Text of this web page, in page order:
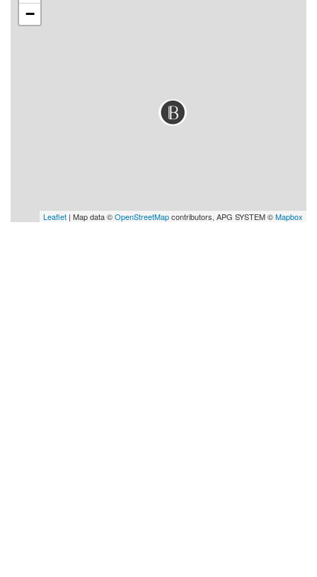
−
Leaflet | Map data ©OpenStreetMapcontributors, APG SYSTEM ©Mapbox